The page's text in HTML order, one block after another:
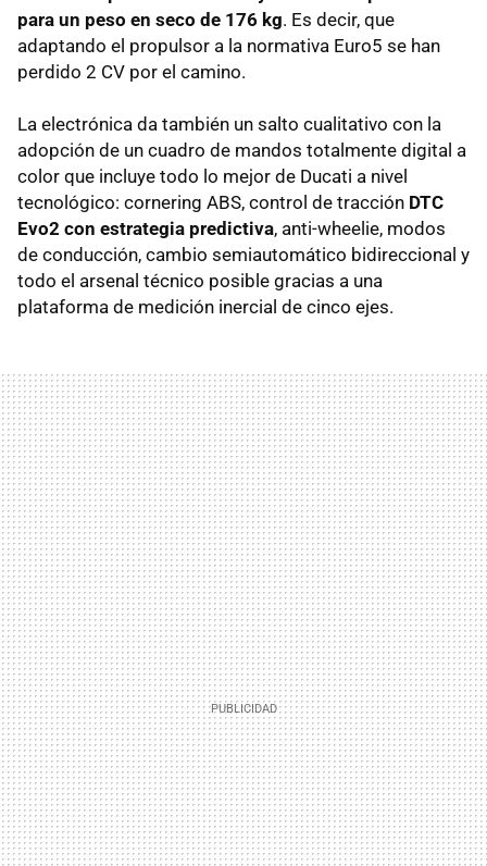
para un peso en seco de 176 kg. Es decir, que
adaptando el propulsor a la normativa Euro5 se han
perdido 2 CV por el camino.
La electrónica da también un salto cualitativo con la
adopción de un cuadro de mandos totalmente digital a
color que incluye todo lo mejor de Ducati a nivel
tecnológico: cornering ABS, control de tracción DTC
Evo2 con estrategia predictiva, anti-wheelie, modos
de conducción, cambio semiautomático bidireccional y
todo el arsenal técnico posible gracias a una
plataforma de medición inercial de cinco ejes.